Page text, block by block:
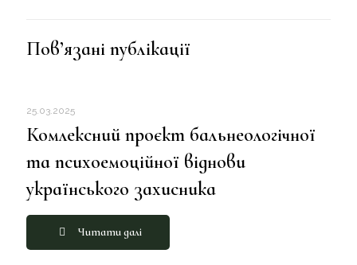
Пов’язані публікації
25.03.2025
Комлексний проєкт бальнеологічної
та психоемоційної віднови
українського захисника
Читати далі